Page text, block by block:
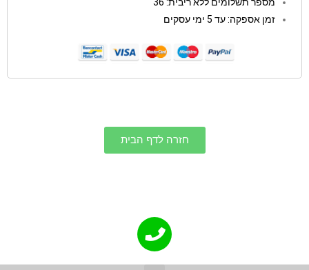
זמן אספקה: עד 5 ימי עסקים
חזרה לדף הבית